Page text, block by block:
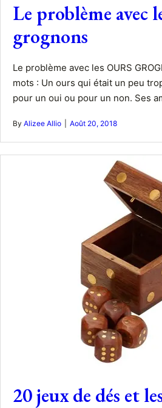
Le problème avec
grognons
Le problème avec les OURS
mots : Un ours qui était un peu
pour un oui ou pour un non. Ses
By Alizee Allio Août 20, 2018
20 jeux de dés et